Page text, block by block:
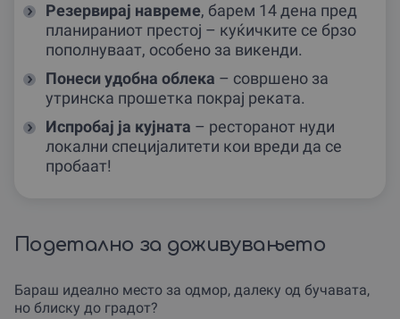
Резервирај навреме, барем 14 дена пред
планираниот престоj – куќичките се брзо
пополнуваат, особено за викенди.
Понеси удобна облека – совршено за
утринска прошетка покрај реката.
Испробај ја кујната – ресторанот нуди
локални специјалитети кои вреди да се
пробаат!
Подетално за доживувањето
Бараш идеално место за одмор, далеку од бучавата,
но блиску до градот?